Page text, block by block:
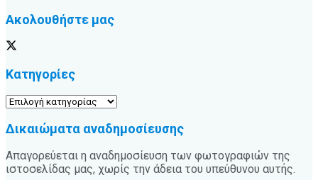
Ακολουθήστε μας
Κατηγορίες
Κατηγορίες
Δικαιώματα αναδημοσίευσης
Απαγορεύεται η αναδημοσίευση των φωτογραφιών της
ιστοσελίδας μας, χωρίς την άδεια του υπεύθυνου αυτής.